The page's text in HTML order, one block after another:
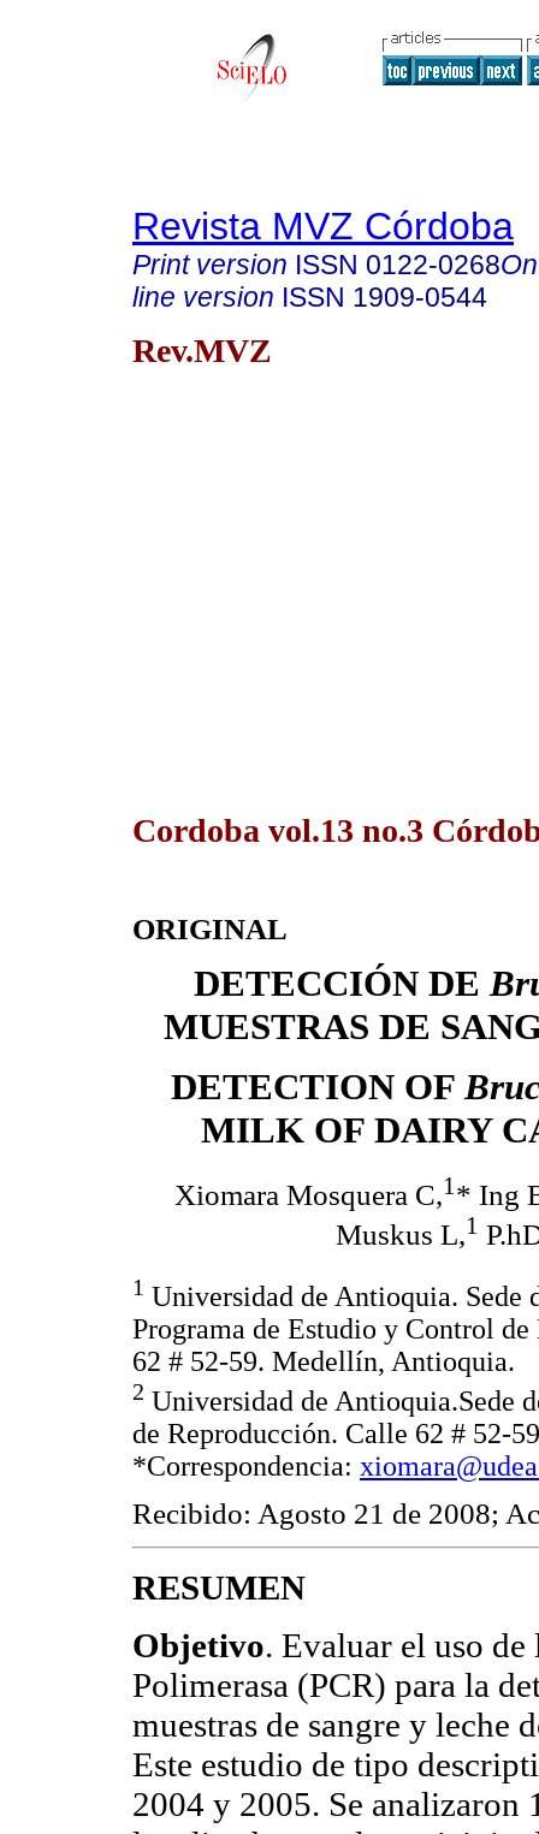
Revista MVZ Córdoba
Print version ISSN 0122-0268
line version ISSN 1909-0544
Rev.MVZ
Cordoba vol.13 no.3
ORIGINAL
DETECCIÓN DE
MUESTRAS DE
DETECTION OF
MILK OF DAIRY
Xiomara Mosquera C,1 * Ing
Muskus L,1
1 Universidad de Antioquia.
Programa de Estudio y Control
62 # 52-59. Medellín, Antioquia.
2 Universidad de Antioquia.Sede
de Reproducción. Calle 62 # 52-
*Correspondencia:
Recibido: Agosto 21 de 2008;
RESUMEN
Objetivo. Evaluar el uso de
Polimerasa (PCR) para la
muestras de sangre y leche
Este estudio de tipo
2004 y 2005. Se analizaron